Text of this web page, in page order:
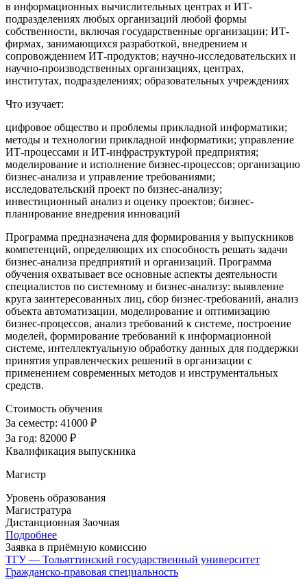
в информационных вычислительных центрах и ИТ-
подразделениях любых организаций любой формы
собственности, включая государственные организации; ИТ-
фирмах, занимающихся разработкой, внедрением и
сопровождением ИТ-продуктов; научно-исследовательских и
научно-производственных организациях, центрах,
институтах, подразделениях; образовательных учреждениях
Что изучает:
цифровое общество и проблемы прикладной информатики;
методы и технологии прикладной информатики; управление
ИТ-процессами и ИТ-инфраструктурой предприятия;
моделирование и исполнение бизнес-процессов; организацию
бизнес-анализа и управление требованиями;
исследовательский проект по бизнес-анализу;
инвестиционный анализ и оценку проектов; бизнес-
планирование внедрения инноваций
Программа предназначена для формирования у выпускников
компетенций, определяющих их способность решать задачи
бизнес-анализа предприятий и организаций. Программа
обучения охватывает все основные аспекты деятельности
специалистов по системному и бизнес-анализу: выявление
круга заинтересованных лиц, сбор бизнес-требований, анализ
объекта автоматизации, моделирование и оптимизацию
бизнес-процессов, анализ требований к системе, построение
моделей, формирование требований к информационной
системе, интеллектуальную обработку данных для поддержки
принятия управленческих решений в организации с
применением современных методов и инструментальных
средств.
Стоимость обучения
За семестр: 41000 ₽
За год: 82000 ₽
Квалификация выпускника
Магистр
Уровень образования
Магистратура
Дистанционная Заочная
Подробнее
Заявка в приёмную комиссию
ТГУ — Тольяттинский государственный университет
Гражданско-правовая специальность